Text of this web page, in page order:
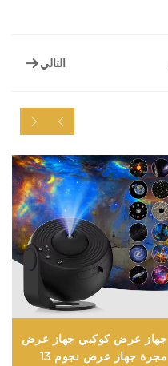
التالي
جهاز عرض كوكبي جهاز عرض
مجرة جهاز عرض نجوم 13